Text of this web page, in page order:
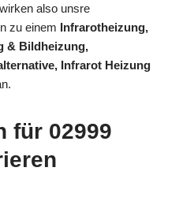
also unsre
zu einem Infrarotheizung,
& Bildheizung,
Infrarot Heizung
für 02999